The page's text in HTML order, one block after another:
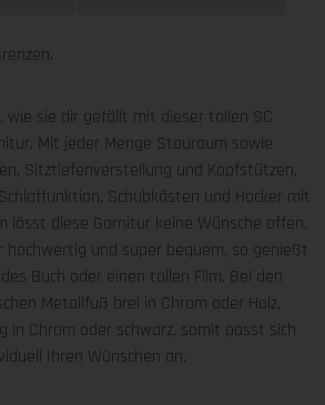
wie sie dir gefällt mit dieser tollen SC
Mit jeder Menge Stauraum sowie
Sitztiefenverstellung und Kopfstützen,
Schubkästen und Hocker mit
lässt diese Garnitur keine Wünsche offen.
hochwertig und super bequem, so genießt
Buch oder einen tollen Film. Bei den
Metallfuß brei in Chrom oder Holz,
in Chrom oder schwarz, somit passt sich
Ihren Wünschen an.